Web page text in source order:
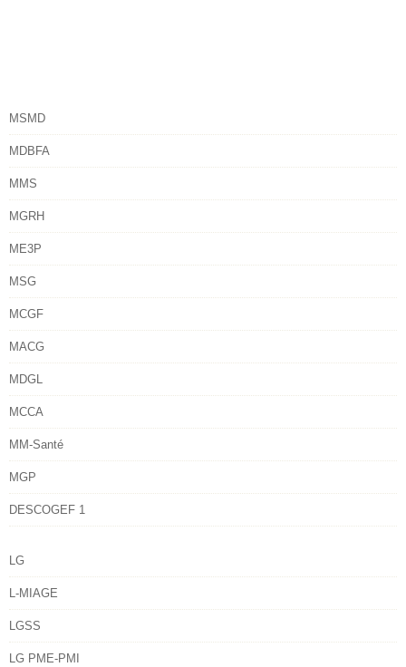
MSMD
MDBFA
MMS
MGRH
ME3P
MSG
MCGF
MACG
MDGL
MCCA
MM-Santé
MGP
DESCOGEF 1
LG
L-MIAGE
LGSS
LG PME-PMI